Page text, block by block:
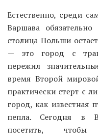
Естественно, среди
Варшава
столица Польши
— это город с
пережил
время Второй
практически стерт с
город, как известная
пепла. Сегодня в
посетить, чтобы